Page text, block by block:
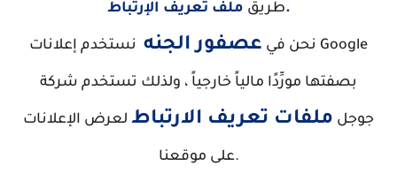
طريقملف تعريف الإرتباط.
نحن في عصفور الجنه نستخدم إعلانات Google
بصفتها مورِّدًا مالياً خارجياً ، ولذلك تستخدم شركة
جوجل ملفات تعريف الارتباط لعرض الإعلانات
على موقعنا.